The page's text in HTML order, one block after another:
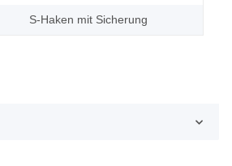
S-Haken mit Sicherung